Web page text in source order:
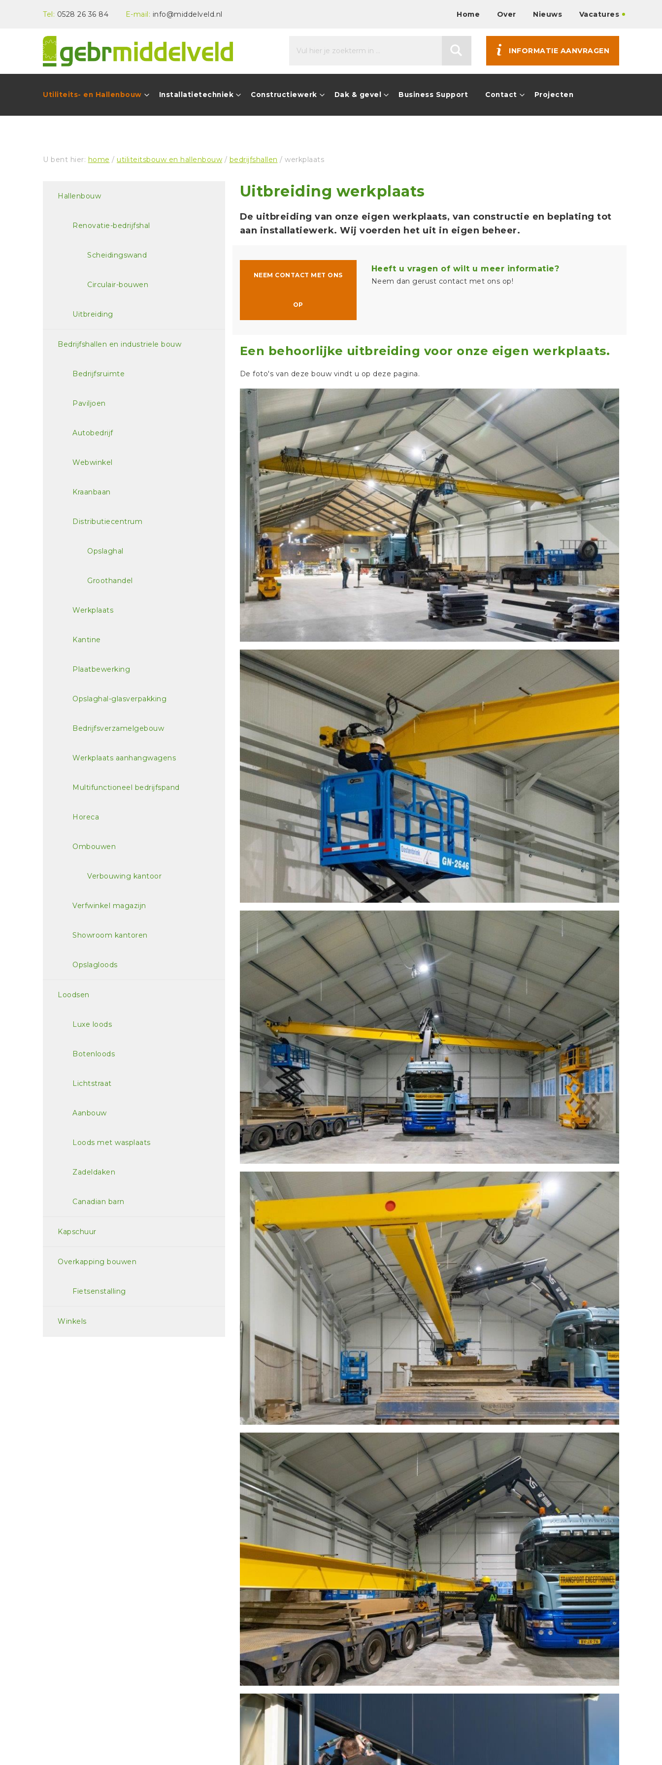
Tel: 0528 26 36 84 E-mail: info@middelveld.nl Home Over Nieuws Vacatures
INFORMATIE AANVRAGEN
Utiliteits- en Hallenbouw Installatietechniek Constructiewerk Dak & gevel Business Support Contact Projecten
U bent hier: home / utiliteitsbouw en hallenbouw / bedrijfshallen / werkplaats
Uitbreiding werkplaats
De uitbreiding van onze eigen werkplaats, van constructie en beplating tot
aan installatiewerk. Wij voerden het uit in eigen beheer.
NEEM CONTACT MET ONS
OP
Heeft u vragen of wilt u meer informatie?
Neem dan gerust contact met ons op!
Een behoorlijke uitbreiding voor onze eigen werkplaats.
De foto's van deze bouw vindt u op deze pagina.
Hallenbouw
Renovatie-bedrijfshal
Scheidingswand
Circulair-bouwen
Uitbreiding
Bedrijfshallen en industriele bouw
Bedrijfsruimte
Paviljoen
Autobedrijf
Webwinkel
Kraanbaan
Distributiecentrum
Opslaghal
Groothandel
Werkplaats
Kantine
Plaatbewerking
Opslaghal-glasverpakking
Bedrijfsverzamelgebouw
Werkplaats aanhangwagens
Multifunctioneel bedrijfspand
Horeca
Ombouwen
Verbouwing kantoor
Verfwinkel magazijn
Showroom kantoren
Opslagloods
Loodsen
Luxe loods
Botenloods
Lichtstraat
Aanbouw
Loods met wasplaats
Zadeldaken
Canadian barn
Kapschuur
Overkapping bouwen
Fietsenstalling
Winkels